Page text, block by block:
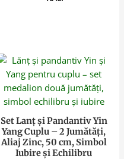
Set Lanț și Pandantiv Yin
Yang Cuplu – 2 Jumătăți,
Aliaj Zinc, 50 cm, Simbol
Iubire și Echilibru